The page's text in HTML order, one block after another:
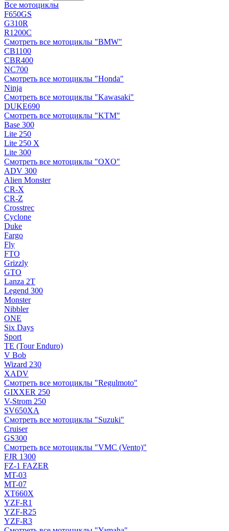
Все мотоциклы
F650GS
G310R
R1200C
Смотреть все мотоциклы "BMW"
CB1100
CBR400
NC700
Смотреть все мотоциклы "Honda"
Ninja
Смотреть все мотоциклы "Kawasaki"
DUKE690
Смотреть все мотоциклы "KTM"
Base 300
Lite 250
Lite 250 X
Lite 300
Смотреть все мотоциклы "OXO"
ADV 300
Alien Monster
CR-X
CR-Z
Crosstrec
Cyclone
Duke
Fargo
Fly
FTO
Grizzly
GTO
Lanza 2T
Legend 300
Monster
Nibbler
ONE
Six Days
Sport
TE (Tour Enduro)
V Bob
Wizard 230
XADV
Смотреть все мотоциклы "Regulmoto"
GIXXER 250
V-Strom 250
SV650XA
Смотреть все мотоциклы "Suzuki"
Cruiser
GS300
Смотреть все мотоциклы "VMC (Vento)"
FJR 1300
FZ-1 FAZER
MT-03
MT-07
XT660X
YZF-R1
YZF-R25
YZF-R3